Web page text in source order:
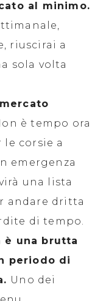
al minimo.
riuscirai a
sola volta
è tempo ora
le corsie a
emergenza
una lista
andare dritta
di tempo.
è una brutta
periodo di
Uno dei